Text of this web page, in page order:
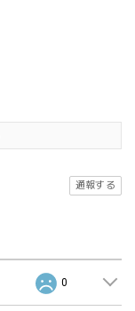
通報する
0